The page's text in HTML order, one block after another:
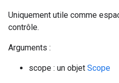
Uniquement utile comme
contrôle.
Arguments :
scope : un objet Scope